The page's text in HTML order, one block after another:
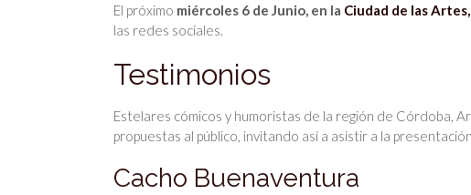
El próximo miércoles 6 de Junio, en la Ciudad de las
las redes sociales.
Testimonios
Estelares cómicos y humoristas de la región de Córdoba,
propuestas al público, invitando así a asistir a la
Cacho Buenaventura